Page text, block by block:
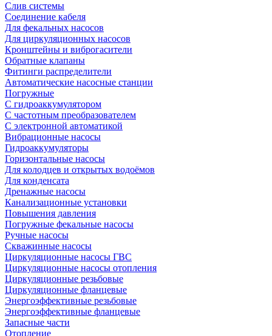
Слив системы
Соединение кабеля
Для фекальных насосов
Для циркуляционных насосов
Кронштейны и виброгасители
Обратные клапаны
Фитинги распределители
Автоматические насосные станции
Погружные
С гидроаккумулятором
С частотным преобразователем
С электронной автоматикой
Вибрационные насосы
Гидроаккумуляторы
Горизонтальные насосы
Для колодцев и открытых водоёмов
Для конденсата
Дренажные насосы
Канализационные установки
Повышения давления
Погружные фекальные насосы
Ручные насосы
Скважинные насосы
Циркуляционные насосы ГВС
Циркуляционные насосы отопления
Циркуляционные резьбовые
Циркуляционные фланцевые
Энергоэффективные резьбовые
Энергоэффективные фланцевые
Запасные части
Отопление